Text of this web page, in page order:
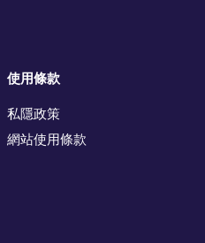
使用條款
私隱政策
網站使用條款